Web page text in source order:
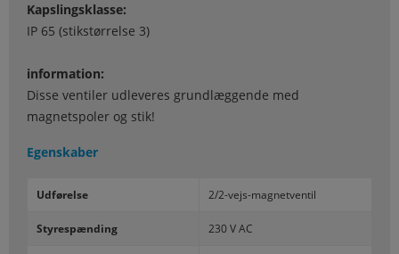
Kapslingsklasse:
IP 65 (stikstørrelse 3)
information:
Disse ventiler udleveres grundlæggende med
magnetspoler og stik!
Egenskaber
Ud­fø­rel­se 2/2-​vejs-magnetventil
Sty­respæn­ding 230 V AC